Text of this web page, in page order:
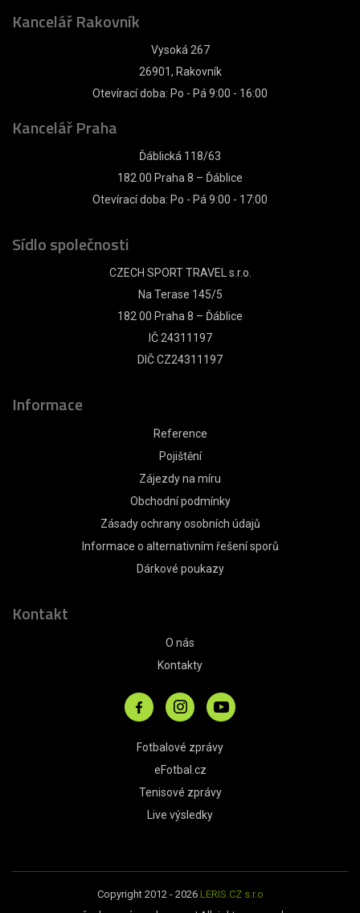
Kancelář Rakovník
Vysoká 267
26901, Rakovník
Otevírací doba: Po - Pá 9:00 - 16:00
Kancelář Praha
Ďáblická 118/63
182 00 Praha 8 – Ďáblice
Otevírací doba: Po - Pá 9:00 - 17:00
Sídlo společnosti
CZECH SPORT TRAVEL s.r.o.
Na Terase 145/5
182 00 Praha 8 – Ďáblice
IČ 24311197
DIČ CZ24311197
Informace
Reference
Pojištění
Zájezdy na míru
Obchodní podmínky
Zásady ochrany osobních údajů
Informace o alternativním řešení sporů
Dárkové poukazy
Kontakt
O nás
Kontakty
Fotbalové zprávy
eFotbal.cz
Tenisové zprávy
Live výsledky
Copyright 2012 - 2026 LERIS.CZ s.r.o